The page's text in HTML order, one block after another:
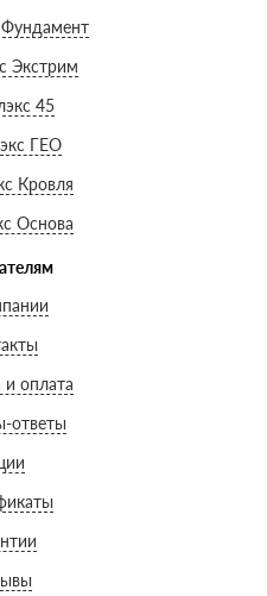
Экстрим
45
ГЕО
Кровля
Основа
и оплата
ответы